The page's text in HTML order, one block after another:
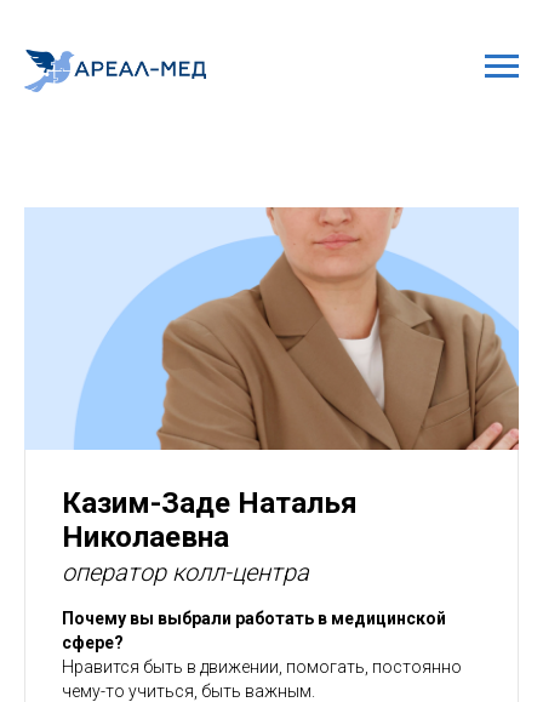
Казим-Заде Наталья
Николаевна
оператор колл-центра
Почему вы выбрали работать в медицинской
сфере?
Нравится быть в движении, помогать, постоянно
чему-то учиться, быть важным.